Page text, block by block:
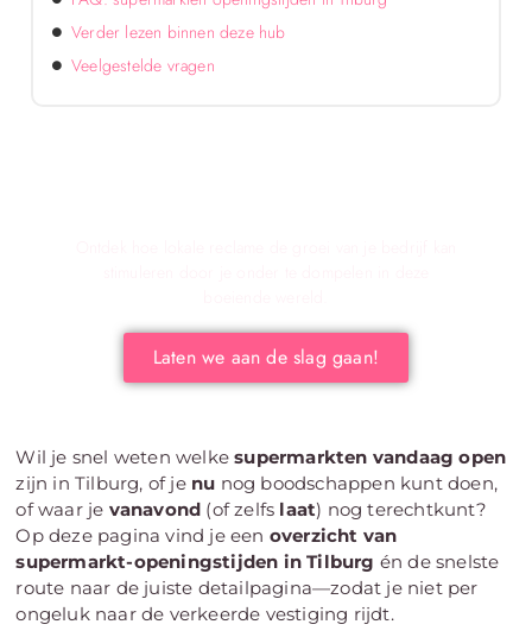
Wil je snel weten welkesupermarkten vandaag open
zijn in Tilburg, of je nu nog boodschappen kunt doen,
of waar je vanavond (of zelfs laat) nog terechtkunt?
Op deze pagina vind je een overzicht van
supermarkt-openingstijden in Tilburg én de snelste
route naar de juiste detailpagina—zodat je niet per
ongeluk naar de verkeerde vestiging rijdt.
Verder lezen binnen deze hub
Veelgestelde vragen
Laten we aan de slag gaan!